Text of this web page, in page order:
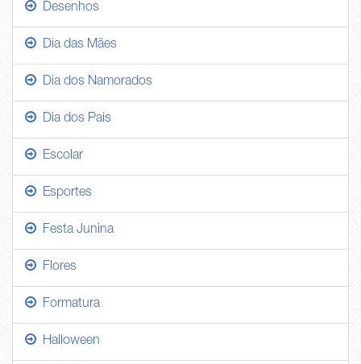
Desenhos
Dia das Mães
Dia dos Namorados
Dia dos Pais
Escolar
Esportes
Festa Junina
Flores
Formatura
Halloween